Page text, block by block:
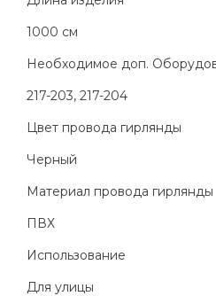
1000 см
Необходимое доп.
217-203, 217-204
Цвет провода гирлянды
Черный
Материал провода гирлянды
ПВХ
Использование
Для улицы